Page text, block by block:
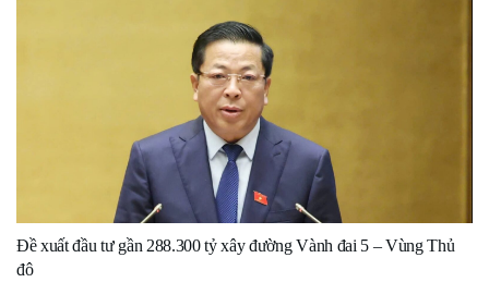
Đề xuất đầu tư gần 288.300 tỷ xây đường Vành đai 5 – Vùng Thủ
đô